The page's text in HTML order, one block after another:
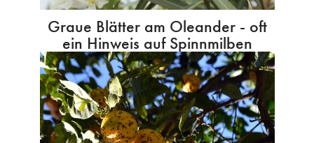
Graue Blätter am Oleander - oft
ein Hinweis auf Spinnmilben